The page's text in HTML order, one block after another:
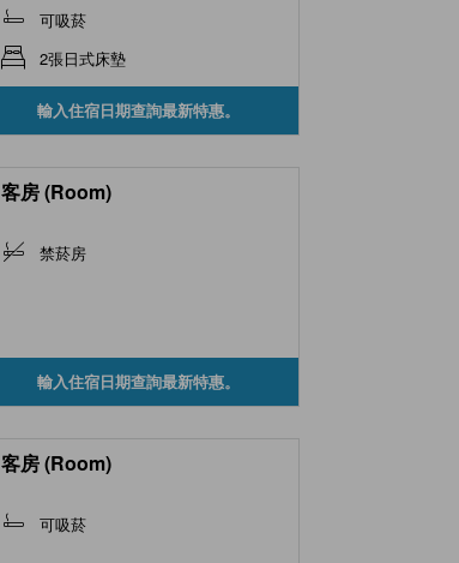
可吸菸
2張日式床墊
輸入住宿日期查詢最新特惠。
客房 (Room)
禁菸房
輸入住宿日期查詢最新特惠。
客房 (Room)
可吸菸